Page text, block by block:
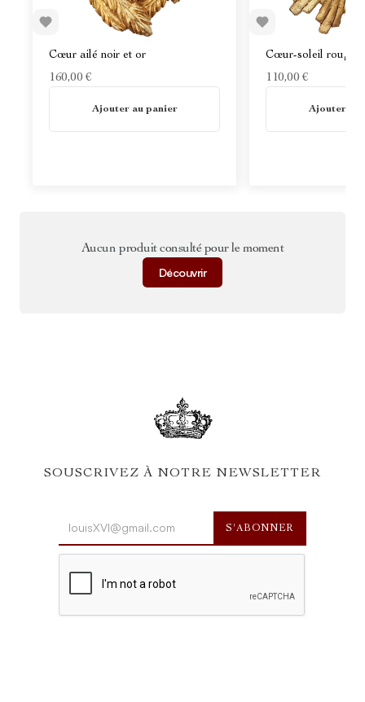
Cœur ailé noir et or
160,00 €
Ajouter au panier
Cœur-soleil rouge
110,00 €
Ajouter au
Aucun produit consulté pour le moment
Découvrir
SOUSCRIVEZ À NOTRE NEWSLETTER